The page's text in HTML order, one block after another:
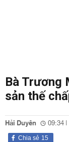
Bà Trương
sản thế
Hải Duyên 09:34
15
Chia sẻ